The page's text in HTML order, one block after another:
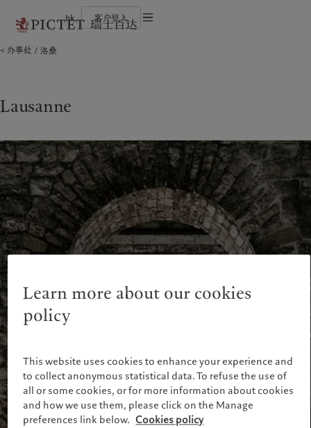
hk 客户登入
瑞士百达集团
加入我们
多元、平等和包容
个人与家族
财富管理
最新见解
负责任的愿景
基金会欧洲
Deutschland
Spain| España
France
Italia|
Italy
Luxembourg (fr)|Luxembourg
(en)|Luxemburg (de)
Monaco (en)
|Monaco (fr)
United Kingdom
Hong Kong SAR| 香港特別行政區
|香港特别行政区
日本
Taiwan|台灣
Singapore| 新加坡
美洲
Bahamas
Canada (en)|Canada (fr)
United States
Israel
United Arab Emirates
关于我们
瑞士百达集团合伙人
企业评级
奖项
加入我们
多元、平等和包容
历史沿革
瑞士百达罗夏蒙园区
金融中介
机构投资者
业务范围
财富管理
资产服务
洞察见解
责任担当
办事处 洛桑
Lausanne
Learn more about our cookies
policy
This website uses cookies to enhance your experience and
to collect anonymous statistical data. To refuse the use of
all or some cookies, or for more information about cookies
and how we use them, please click on the Manage
preferences link below. Cookies policy